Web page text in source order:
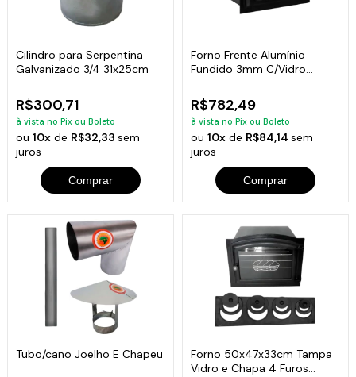
Cilindro para Serpentina
Galvanizado 3/4 31x25cm
R$300,71
à vista no Pix ou Boleto
ou10x de R$32,33sem
juros
Comprar
Forno Frente Alumínio
Fundido 3mm C/Vidro
R$782,49
à vista no Pix ou Boleto
ou 10xde R$84,14 sem
juros
Comprar
Tubo/cano Joelho E Chapeu
Forno 50x47x33cm Tampa
Vidro e Chapa 4 Furos